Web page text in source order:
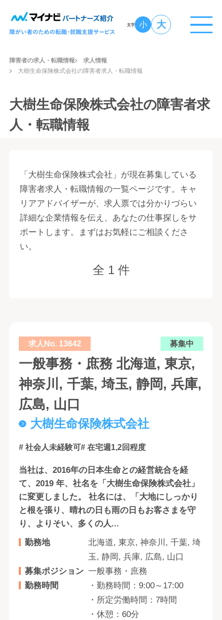
文字 小 大
障害者の求人・転職情報
求人情報
大樹生命保険株式会社の障害者求人・転職情報
大樹生命保険株式会社の障害者求
人・転職情報
「大樹生命保険株式会社」が現在募集している
障害者求人・転職情報の一覧ページです。キャ
リアアドバイザーが、求人票では分かりづらい
詳細な企業情報を伝え、あなたの仕事探しをサ
ポートします。まずはお気軽にご相談くださ
い。
全 1 件
求人No. 13642 募集中
一般事務・庶務 北海道, 東京,
神奈川, 千葉, 埼玉, 静岡, 兵庫,
広島, 山口
大樹生命保険株式会社
# 社会人未経験可# 在宅週1,2回程度
当社は、2016年の日本生命との経営統合を経
て、2019 年、社名を「大樹生命保険株式会社」
に変更しました。 社名には、「大地にしっかり
と根を張り、晴れの日も雨の日もお客さまを守
り、よりそい、多くの人...
勤務地
北海道, 東京, 神奈川, 千葉, 埼
玉, 静岡, 兵庫, 広島, 山口
募集ポジション 一般事務・庶務
勤務時間
・勤務時間：9:00～17:00
・所定労働時間：7時間
・休憩：60分